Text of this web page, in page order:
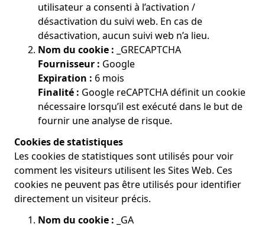
utilisateur a consenti à l’activation /
désactivation du suivi web. En cas de
désactivation, aucun suivi web n’a lieu.
Nom du cookie : _GRECAPTCHA
Fournisseur : Google
Expiration : 6 mois
Finalité : Google reCAPTCHA définit un cookie
nécessaire lorsqu’il est exécuté dans le but de
fournir une analyse de risque.
Cookies de statistiques
Les cookies de statistiques sont utilisés pour voir
comment les visiteurs utilisent les Sites Web. Ces
cookies ne peuvent pas être utilisés pour identifier
directement un visiteur précis.
Nom du cookie : _GA